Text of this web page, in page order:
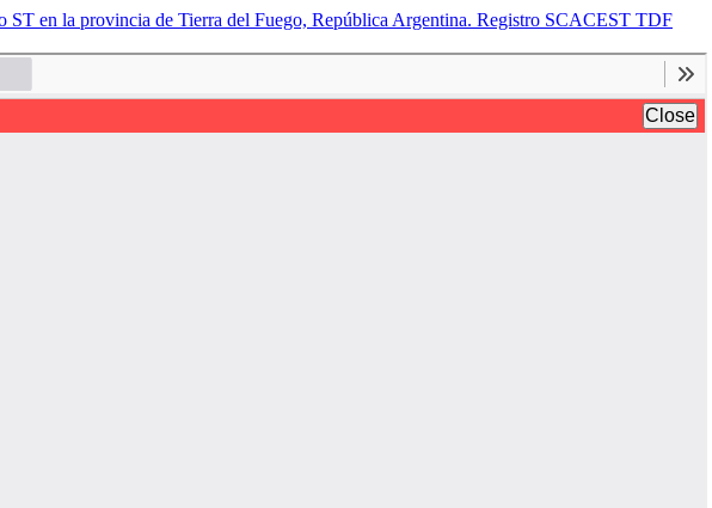
ST en la provincia de Tierra del Fuego, República Argentina. Registro SCACEST TDF